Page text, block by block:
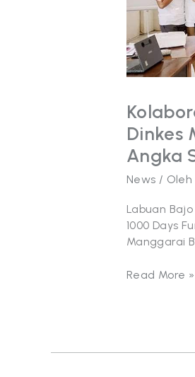
Dinkes
Angka
News / Oleh
Labuan
1000 Days
Manggarai
Barat
Komitmen
Turunkan
Angka
Stunting
Read More »